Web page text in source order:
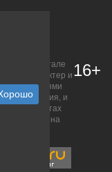
на портале
характер и
положениями
описания, и
на сайтах
право на
16+